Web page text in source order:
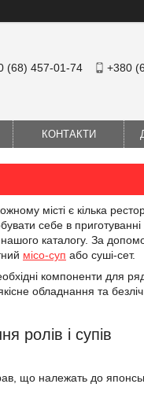
(68) 457-01-74 +380
КОНТАКТИ
місті є кілька
себе в
нашого каталогу. За
місо-суп або суші-сет.
компоненти для
обладнання та
ролів і супів
що належать до